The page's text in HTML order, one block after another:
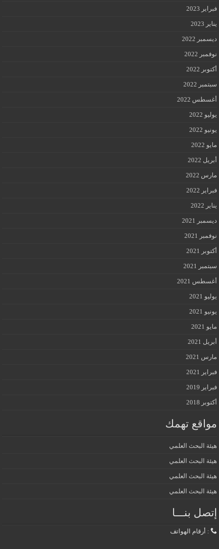
فبراير 2023
يناير 2023
ديسمبر 2022
نوفمبر 2022
أكتوبر 2022
سبتمبر 2022
أغسطس 2022
يوليو 2022
يونيو 2022
مايو 2022
أبريل 2022
مارس 2022
فبراير 2022
يناير 2022
ديسمبر 2021
نوفمبر 2021
أكتوبر 2021
سبتمبر 2021
أغسطس 2021
يوليو 2021
يونيو 2021
مايو 2021
أبريل 2021
مارس 2021
فبراير 2021
فبراير 2019
أكتوبر 2018
مواقع تهمك
هيئة البحث العلمي
هيئة البحث العلمي
هيئة البحث العلمي
هيئة البحث العلمي
إتصل بنـــا
: أرقام الهواتف